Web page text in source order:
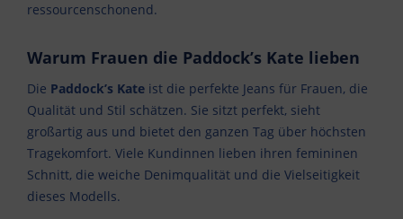
ressourcenschonend.
Warum Frauen die Paddock’s Kate lieben
Die Paddock’s Kate ist die perfekte Jeans für Frauen, die
Qualität und Stil schätzen. Sie sitzt perfekt, sieht
großartig aus und bietet den ganzen Tag über höchsten
Tragekomfort. Viele Kundinnen lieben ihren femininen
Schnitt, die weiche Denimqualität und die Vielseitigkeit
dieses Modells.